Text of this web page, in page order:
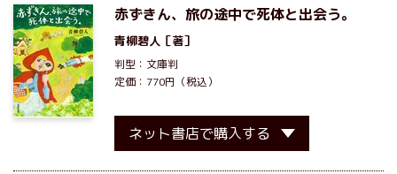
赤ずきん、旅の途中で死体と出会う。
青柳碧人 ［著］
判型：文庫判
定価：770円（税込）
ネット書店で購入する